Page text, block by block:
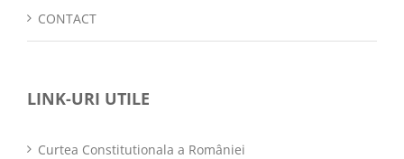
CONTACT
LINK-URI UTILE
Curtea Constitutionala a României